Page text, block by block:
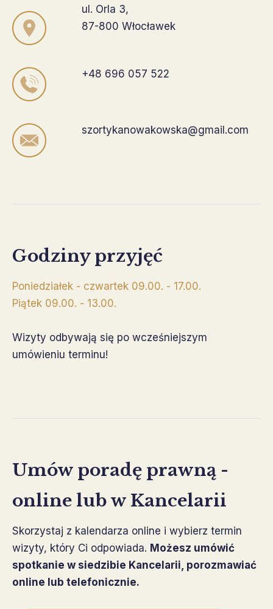
ul. Orla 3,
87-800 Włocławek
+48 696 057 522
szortykanowakowska@gmail.com
Godziny przyjęć
Poniedziałek - czwartek 09.00. - 17.00.
Piątek 09.00. - 13.00.
Wizyty odbywają się po wcześniejszym
umówieniu terminu!
Umów poradę prawną -
online lub w Kancelarii
Skorzystaj z kalendarza online i wybierz termin
wizyty, który Ci odpowiada. Możesz umówić
spotkanie w siedzibie Kancelarii, porozmawiać
online lub telefonicznie.